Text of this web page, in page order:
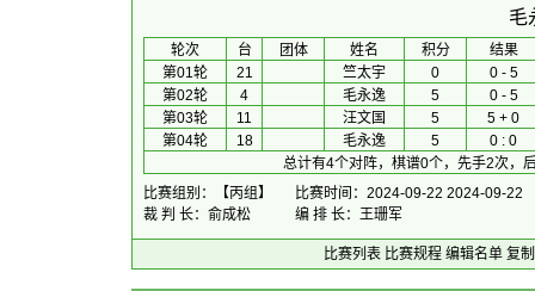
毛
轮次 台 团体 姓名 积分
结果
第01轮
21 竺太宇 0
0 - 5
第02轮
4 毛永逸 5
0 - 5
第03轮
11 汪文国 5
5 + 0
第04轮
18 毛永逸 5
0 : 0
总计有4个对阵，棋谱0个，先手2次，
比赛组别：【丙组】
比赛时间：2024-09-22 2024-09-22
裁 判 长：俞成松
编 排 长：王珊军
比赛列表 比赛规程 编辑名单 复